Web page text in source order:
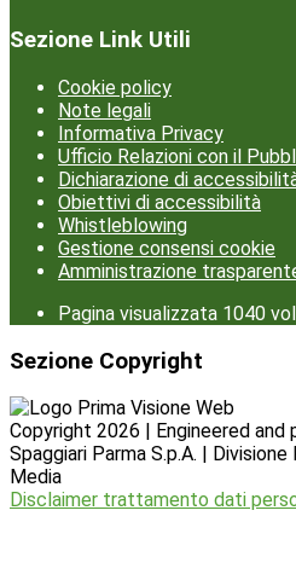
Sezione Link Utili
Cookie policy
Note legali
Informativa Privacy
Ufficio Relazioni con il
Dichiarazione di
Obiettivi di accessibilità
Whistleblowing
Gestione consensi cookie
Amministrazione
Pagina visualizzata 1040
Sezione Copyright
Copyright 2026 | Engineered and
Spaggiari Parma S.p.A. |
Media
Disclaimer trattamento dati